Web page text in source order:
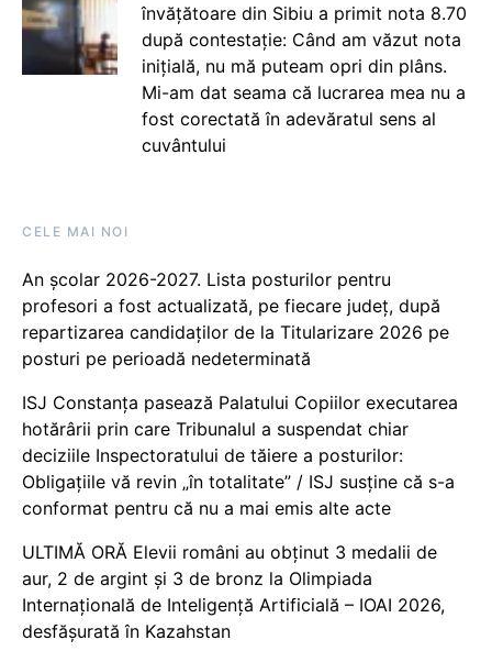
învățătoare din Sibiu a primit nota 8.70
după contestație: Când am văzut nota
inițială, nu mă puteam opri din plâns.
Mi-am dat seama că lucrarea mea nu a
fost corectată în adevăratul sens al
cuvântului
CELE MAI NOI
An școlar 2026-2027. Lista posturilor pentru
profesori a fost actualizată, pe fiecare județ, după
repartizarea candidaților de la Titularizare 2026 pe
posturi pe perioadă nedeterminată
ISJ Constanța pasează Palatului Copiilor executarea
hotărârii prin care Tribunalul a suspendat chiar
deciziile Inspectoratului de tăiere a posturilor:
Obligațiile vă revin „în totalitate” / ISJ susține că s-a
conformat pentru că nu a mai emis alte acte
ULTIMĂ ORĂ Elevii români au obținut 3 medalii de
aur, 2 de argint și 3 de bronz la Olimpiada
Internațională de Inteligență Artificială – IOAI 2026,
desfășurată în Kazahstan